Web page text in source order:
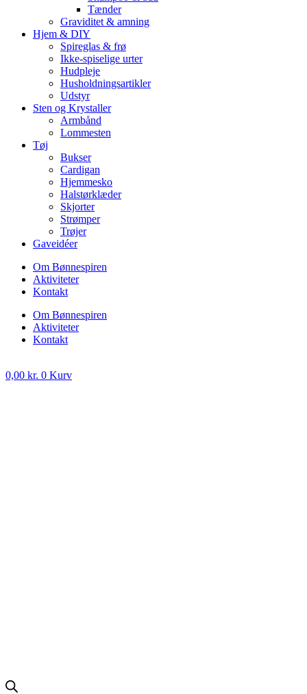
Tænder
Graviditet & amning
Hjem & DIY
Spireglas & frø
Ikke-spiselige urter
Hudpleje
Husholdningsartikler
Udstyr
Sten og Krystaller
Armbånd
Lommesten
Tøj
Bukser
Cardigan
Hjemmesko
Halstørklæder
Skjorter
Strømper
Trøjer
Gaveidéer
Om Bønnespiren
Aktiviteter
Kontakt
Om Bønnespiren
Aktiviteter
Kontakt
0,00 kr. 0 Kurv